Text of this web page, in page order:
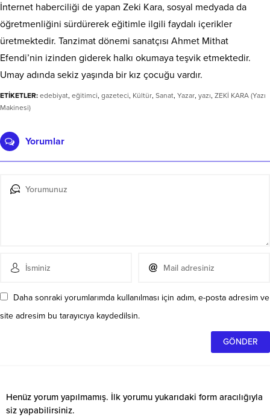
İnternet haberciliği de yapan Zeki Kara, sosyal medyada da
öğretmenliğini sürdürerek eğitimle ilgili faydalı içerikler
üretmektedir. Tanzimat dönemi sanatçısı Ahmet Mithat
Efendi’nin izinden giderek halkı okumaya teşvik etmektedir.
Umay adında sekiz yaşında bir kız çocuğu vardır.
ETİKETLER: edebiyat, eğitimci, gazeteci, Kültür, Sanat, Yazar, yazı, ZEKİ KARA (Yazı
Makinesi)
Yorumlar
Daha sonraki yorumlarımda kullanılması için adım, e-posta adresim ve
site adresim bu tarayıcıya kaydedilsin.
Henüz yorum yapılmamış. İlk yorumu yukarıdaki form aracılığıyla
siz yapabilirsiniz.